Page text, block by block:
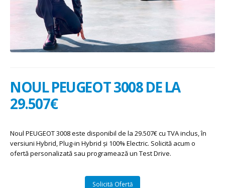
NOUL PEUGEOT 3008 DE LA
29.507€
Noul PEUGEOT 3008 este disponibil de la 29.507€ cu TVA inclus, în
versiuni Hybrid, Plug-in Hybrid și 100% Electric. Solicită acum o
ofertă personalizată sau programează un Test Drive.
Solicită Ofertă